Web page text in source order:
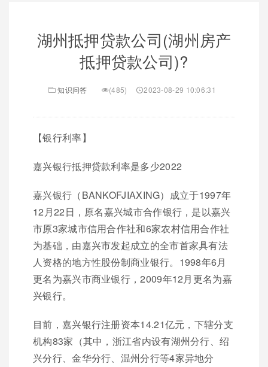
湖州抵押贷款公司(湖州房产
抵押贷款公司)?
知识问答 (485) 2023-08-29 10:06:31
【银行利率】
嘉兴银行抵押贷款利率是多少2022
嘉兴银行（BANKOFJIAXING）成立于1997年
12月22日，原名嘉兴城市合作银行，是以嘉兴
市原3家城市信用合作社和6家农村信用合作社
为基础，由嘉兴市发起成立的全市首家具有法
人资格的地方性股份制商业银行。1998年6月
更名为嘉兴市商业银行，2009年12月更名为嘉
兴银行。
目前，嘉兴银行注册资本14.21亿元，下辖分支
机构83家（其中，浙江省内设有湖州分行、绍
兴分行、金华分行、温州分行等4家异地分